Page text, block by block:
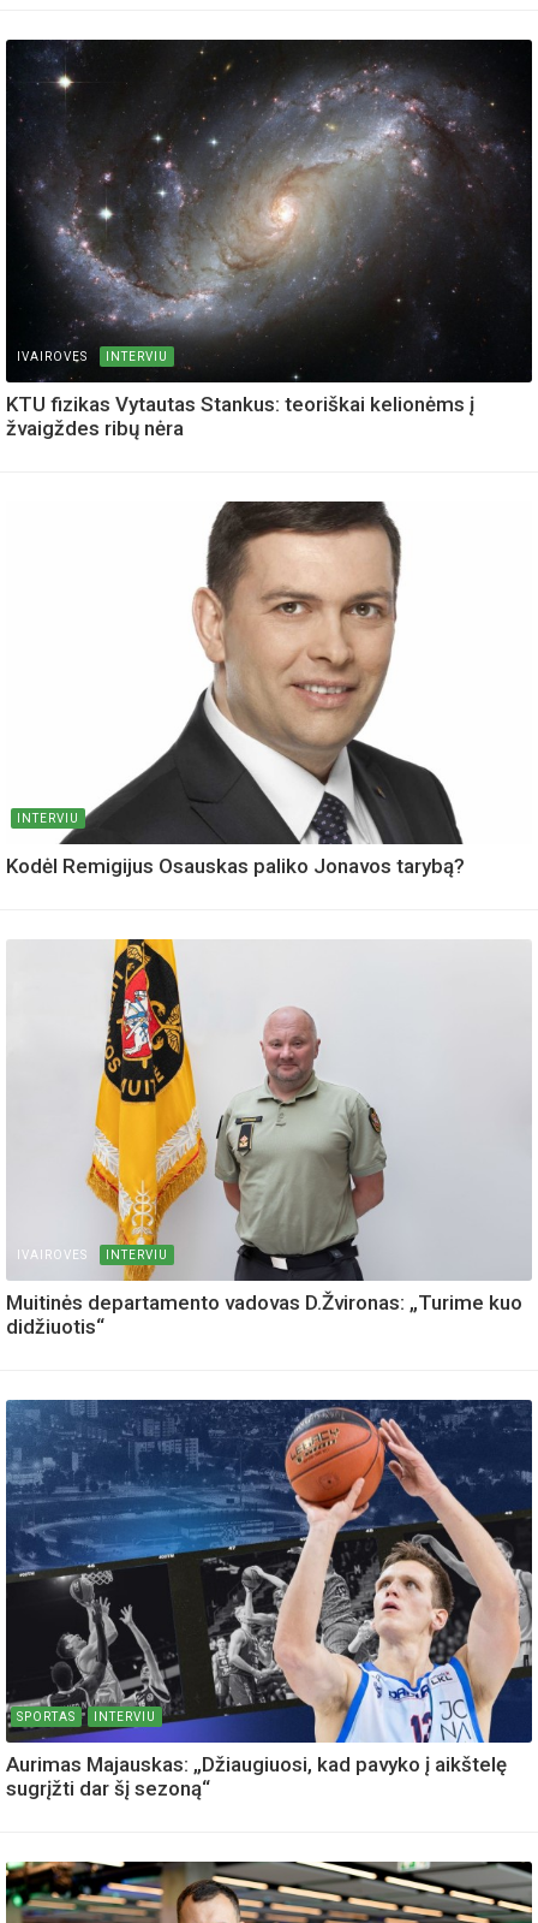
IVAIROVES INTERVIU
KTU fizikas Vytautas Stankus: teoriškai kelionėms į
žvaigždes ribų nėra
INTERVIU
Kodėl Remigijus Osauskas paliko Jonavos tarybą?
IVAIROVES INTERVIU
Muitinės departamento vadovas D.Žvironas: „Turime kuo
didžiuotis“
SPORTAS INTERVIU
Aurimas Majauskas: „Džiaugiuosi, kad pavyko į aikštelę
sugrįžti dar šį sezoną“